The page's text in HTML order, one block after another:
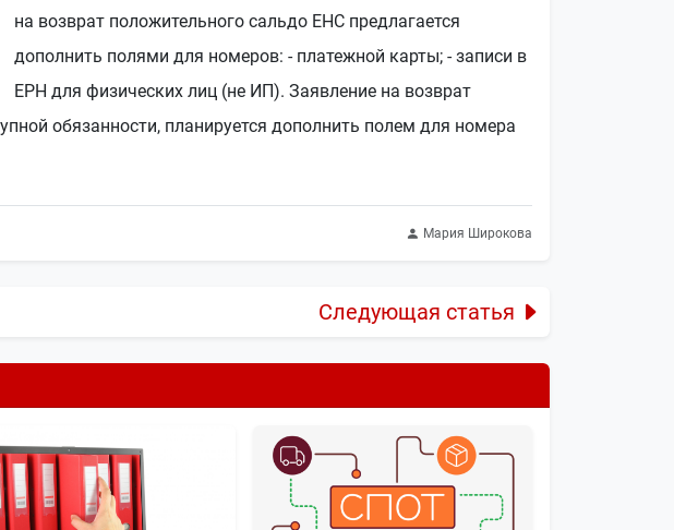
на возврат положительного сальдо ЕНС предлагается
дополнить полями для номеров: - платежной карты; - записи в
ЕРН для физических лиц (не ИП). Заявление на возврат
обязанности, планируется дополнить полем для номера
Мария Широкова
Следующая статья